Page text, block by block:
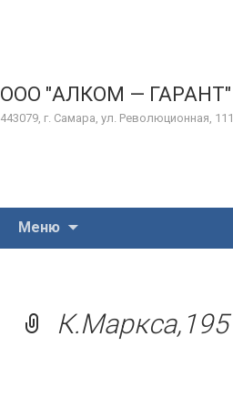
ООО "АЛКОМ — ГАРАНТ"
443079, г. Самара, ул. Революционная, 111
Меню
К.Маркса,195